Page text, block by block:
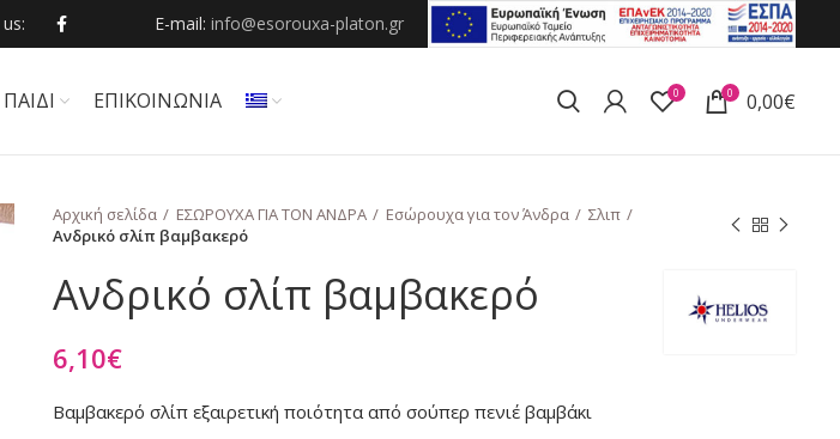
E-mail: info@esorouxa-platon.gr
ΠΑΙΔΙ ΕΠΙΚΟΙΝΩΝΙΑ 0 0 0,00€
Αρχική σελίδα ΕΣΩΡΟΥΧΑ ΓΙΑ ΤΟΝ ΑΝΔΡΑ Εσώρουχα για τον Άνδρα
Σλιπ
Ανδρικό σλίπ βαμβακερό
Ανδρικό σλίπ βαμβακερό
6,10€
Βαμβακερό σλίπ εξαιρετική ποιότητα από σούπερ πενιέ βαμβάκι